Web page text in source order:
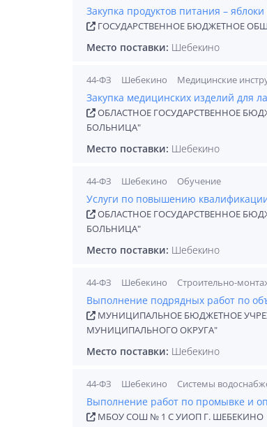
Закупка продуктов питания –
ГОСУДАРСТВЕННОЕ БЮДЖЕТНОЕ
Место поставки: Шебекино
44-ФЗ Шебекино Медицинские
Закупка медицинских изделий для
ОБЛАСТНОЕ ГОСУДАРСТВЕННОЕ
БОЛЬНИЦА"
Место поставки: Шебекино
44-ФЗ Шебекино Обучение
Услуги по повышению
ОБЛАСТНОЕ ГОСУДАРСТВЕННОЕ
БОЛЬНИЦА"
Место поставки: Шебекино
44-ФЗ Шебекино Строительно-
Выполнение подрядных работ по
МУНИЦИПАЛЬНОЕ БЮДЖЕТНОЕ
МУНИЦИПАЛЬНОГО ОКРУГА"
Место поставки: Шебекино
44-ФЗ Шебекино Системы
Выполнение работ по промывке и
МБОУ СОШ № 1 С УИОП Г. ШЕБЕКИНО